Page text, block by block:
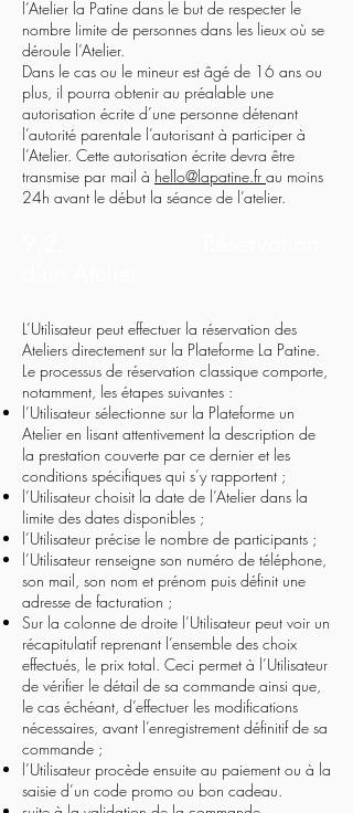
l’Atelier la Patine dans le but de respecter le
nombre limite de personnes dans les lieux où se
déroule l’Atelier.
Dans le cas ou le mineur est âgé de 16 ans ou
plus, il pourra obtenir au préalable une
autorisation écrite d’une personne détenant
l’autorité parentale l’autorisant à participer à
l’Atelier. Cette autorisation écrite devra être
transmise par mail à hello@lapatine.fr au moins
24h avant le début la séance de l’atelier.
L’Utilisateur peut effectuer la réservation des
Ateliers directement sur la Plateforme La Patine.
Le processus de réservation classique comporte,
notamment, les étapes suivantes :
l’Utilisateur sélectionne sur la Plateforme un
Atelier en lisant attentivement la description de
la prestation couverte par ce dernier et les
conditions spécifiques qui s’y rapportent ;
l’Utilisateur choisit la date de l’Atelier dans la
limite des dates disponibles ;
l’Utilisateur précise le nombre de participants ;
l’Utilisateur renseigne son numéro de téléphone,
son mail, son nom et prénom puis définit une
adresse de facturation ;
Sur la colonne de droite l’Utilisateur peut voir un
récapitulatif reprenant l’ensemble des choix
effectués, le prix total. Ceci permet à l’Utilisateur
de vérifier le détail de sa commande ainsi que,
le cas échéant, d’effectuer les modifications
nécessaires, avant l’enregistrement définitif de sa
commande ;
l’Utilisateur procède ensuite au paiement ou à la
saisie d’un code promo ou bon cadeau.